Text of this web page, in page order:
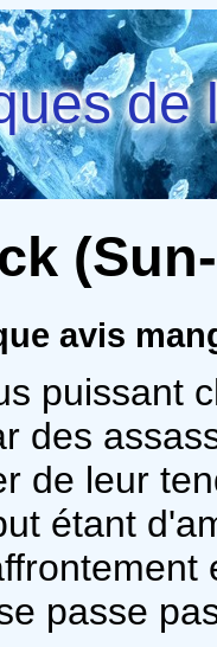
de
avis
puissant
des
de leur
étant
passe